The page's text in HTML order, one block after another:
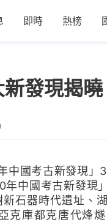
即時 熱榜
新發現揭
中國考古新發現」
中國考古新發現
石器時代遺址、
克庫都克唐代烽